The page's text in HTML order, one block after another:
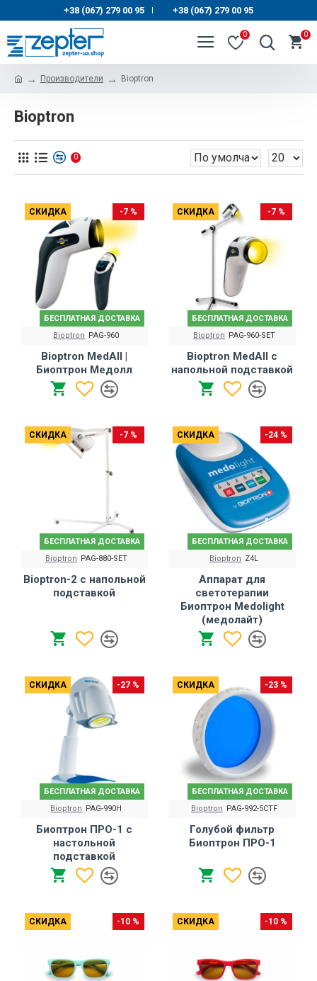
+38 (067) 279 00 95 | +38 (067) 279 00 95
0 0
Производители Bioptron
Bioptron
0
СКИДКА
БЕСПЛАТНАЯ ДОСТАВКА
-7 %
Bioptron PAG-960
Bioptron MedAll |
Биоптрон Медолл
СКИДКА
БЕСПЛАТНАЯ ДОСТАВКА
-7 %
Bioptron PAG-960-SET
Bioptron MedAll с
напольной подставкой
СКИДКА
БЕСПЛАТНАЯ ДОСТАВКА
-7 %
Bioptron PAG-880-SET
Bioptron-2 с напольной
подставкой
СКИДКА
БЕСПЛАТНАЯ ДОСТАВКА
-24 %
Bioptron Z4L
Аппарат для
светотерапии
Биоптрон Medolight
(медолайт)
СКИДКА
БЕСПЛАТНАЯ ДОСТАВКА
-27 %
Bioptron PAG-990H
Биоптрон ПРО-1 с
настольной
подставкой
СКИДКА
БЕСПЛАТНАЯ ДОСТАВКА
-23 %
Bioptron PAG-992-5CTF
Голубой фильтр
Биоптрон ПРО-1
СКИДКА -10 % СКИДКА -10 %